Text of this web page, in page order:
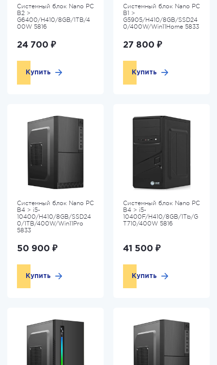
Системный блок Nano PC
B2 >
G6400/H410/8GB/1TB/4
00W 5816
24 700 ₽
Купить
Системный блок Nano PC
B1 >
G5905/H410/8GB/SSD24
0/400W/Win11Home 5833
27 800 ₽
Купить
Системный блок Nano PC
B4 > i5-
10400/H410/8GB/SSD24
0/1TB/400W/Win11Pro
5833
50 900 ₽
Купить
Системный блок Nano PC
B4 > i5-
10400F/H410/8GB/1Tb/G
T710/400W 5816
41 500 ₽
Купить